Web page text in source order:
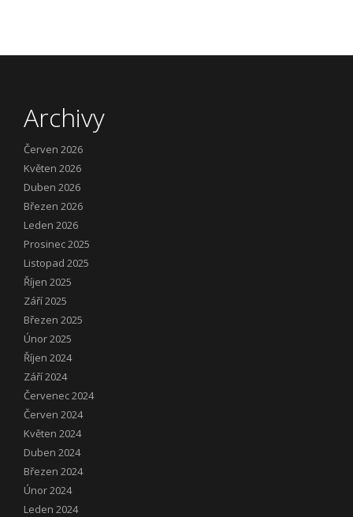
Archivy
Červen 2026
Květen 2026
Duben 2026
Březen 2026
Leden 2026
Prosinec 2025
Listopad 2025
Říjen 2025
Září 2025
Březen 2025
Únor 2025
Říjen 2024
Září 2024
Červenec 2024
Červen 2024
Květen 2024
Duben 2024
Březen 2024
Únor 2024
Leden 2024